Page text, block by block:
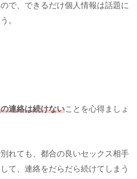
で、できるだけ個人情報は話題に
。
連絡は続けないことを心得ましょ
れても、都合の良いセックス相手
て、連絡をだらだら続けてしまう